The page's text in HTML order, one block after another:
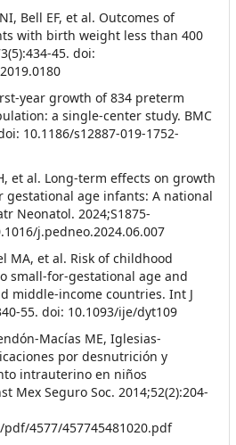
Bell EF, et al. Outcomes of
with birth weight less than 400
45. doi:
year growth of 834 preterm
a single-center study. BMC
10.1186/s12887-019-1752-
et al. Long-term effects on growth
age infants: A national
Neonatol. 2024;S1875-
j.pedneo.2024.06.007
MA, et al. Risk of childhood
small-for-gestational age and
middle-income countries. Int J
55. doi: 10.1093/ije/dyt109
Macías ME, Iglesias-
por desnutrición y
intrauterino en niños
Mex Seguro Soc. 2014;52(2):204-
4577/457745481020.pdf